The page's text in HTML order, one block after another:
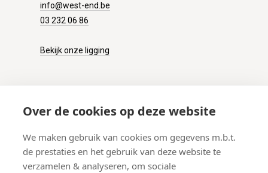
Over de cookies op deze website
We maken gebruik van cookies om gegevens m.b.t.
de prestaties en het gebruik van deze website te
verzamelen & analyseren, om sociale
info@west-end.be
03 232 06 86
Bekijk onze ligging
Verzenden
Retourneren
Betalen